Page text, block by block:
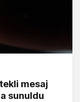
mesaj
sunuldu